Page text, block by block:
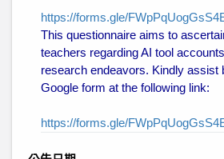
https://forms.gle/
This questionnaire aims to
teachers regarding AI tool
research endeavors. Kindly assist
Google form at the following link:
https://forms.gle/